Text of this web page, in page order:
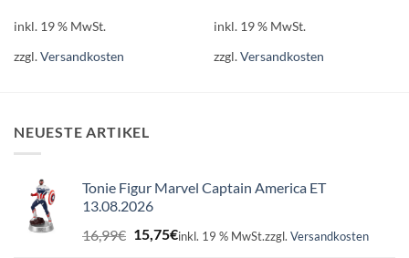
inkl. 19 % MwSt.
zzgl.Versandkosten
inkl. 19 % MwSt.
zzgl.Versandkosten
NEUESTE ARTIKEL
Tonie Figur Marvel Captain America ET
13.08.2026
16,99€ Ursprünglicher
Preis
15,75€Aktueller
inkl. 19 % MwSt.zzgl. Versandkosten